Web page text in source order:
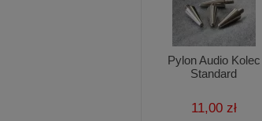
Pylon Audio Kolec
Standard
11,00 zł